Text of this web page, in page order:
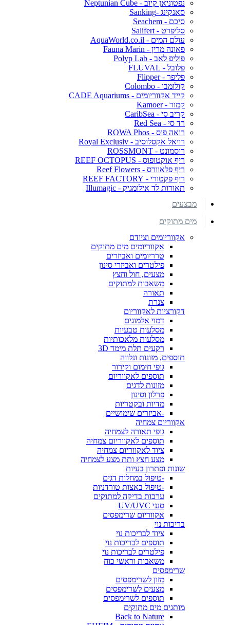
נפטוניאן קיוב - Neptunian Cube
סאנקינג -Sanking
סיכם - Seachem
סליפרט - Salifert
עולם המים - AquaWorld.co.il
פאונה מרין - Fauna Marin
פוליפ לאב - Polyp Lab
פלובל - FLUVAL
פליפר - Flipper
קולומבו - Colombo
קייד אקווריומים - CADE Aquariums
קמור - Kamoer
קריב סי - CaribSea
רד סי - Red Sea
רואה פוס - ROWA Phos
רויאל אקסלוסיב - Royal Exclusiv
רוסמונט - ROSSMONT
ריף אוקטופוס - REEF OCTOPUS
ריף פלאוורס - Reef Flowers
ריף פקטורי - REEF FACTORY
תאורות לד אילומגיק - Illumagic
מבצעים
מים מתוקים
אקווריומים וציודם
אקווריומים מים מתוקים
טרריומים ואביזרים
פילטרים ואביזרי סינון
מצעים, חול וחצץ
משאבות למתוקים
תאורה
צנרת
דקורציות לאקווריום
דמוי אלמוגים
מסלעות טבעיות
מסלעות מלאכותיות
רקעים תלת מימד 3D
תוספים, מזונות ונלווה
גופי חימום וקירור
תוספים לאקווריום
מזונות לדגים
פרלון וסינון
מדיות ובקטריות
-אביזרים שימושיים
אקווריום צמחיה
גופי תאורה לצמחיה
תוספים לאקווריום צמחיה
ציוד לאקווריום צמחיה
מצע חצץ ותת מצע לצמחיה
שונות ופתרון בעיות
-טיפול במחלות דגים
-טיפול באצות טורדניות
ערכות בדיקה למתוקים
סנני UV/UVC
אקווריום שרימפסים
בריכות נוי
ציוד לבריכות נוי
תוספים לבריכות נוי
פילטרים לבריכות נוי
משאבות וראשי כוח
שרימפסים
מזון לשרימפסים
מצעים לשרימפסים
תוספים לשרימפסים
מותגים מים מתוקים
Back to Nature